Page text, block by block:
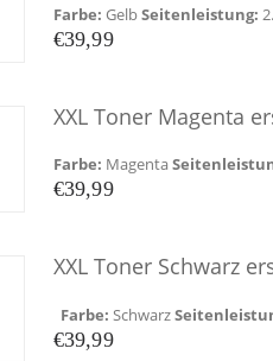
Farbe: GelbSeitenleistung:
€39,99
XXL Toner Magenta
Farbe: Magenta
€39,99
XXL Toner Schwarz
Farbe: Schwarz
€39,99